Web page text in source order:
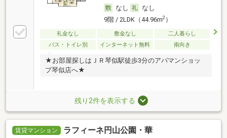
なし
なし
9階 / 2LDK（44.96m2）
礼金なし 敷金なし
二人暮らし
バス・トイレ別
インターネット無料 南向き
★お部屋探しはＪＲ琴似駅徒歩3分のアパマンショッ
プ琴似店へ★
残り2件を表示する
賃貸マンション ラフィーネ円山公園・華